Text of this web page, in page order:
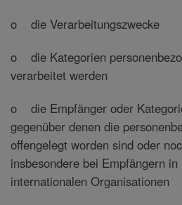
o die Verarbeitungszwecke
o die Kategorien
verarbeitet werden
o die Empfänger oder
gegenüber denen die
offengelegt worden sind oder
insbesondere bei Empfängern
internationalen Organisationen